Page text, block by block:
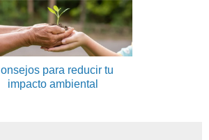
para reducir tu
impacto ambiental